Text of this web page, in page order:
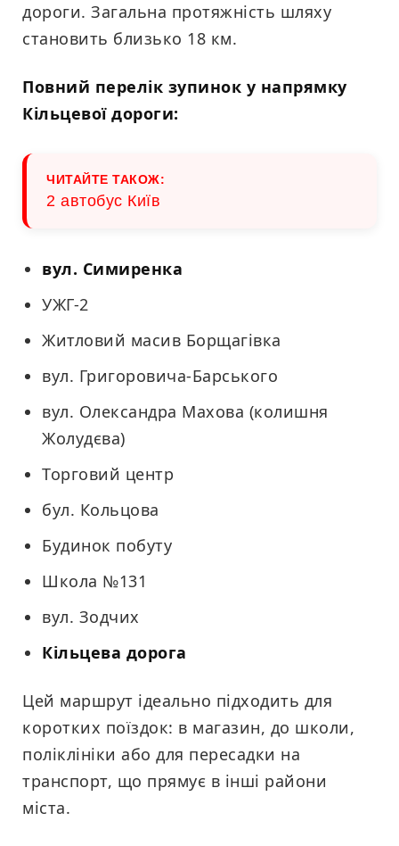
дороги. Загальна протяжність шляху
становить близько 18 км.
Повний перелік зупинок у напрямку
Кільцевої дороги:
ЧИТАЙТЕ ТАКОЖ:
2 автобус Київ
вул. Симиренка
УЖГ-2
Житловий масив Борщагівка
вул. Григоровича-Барського
вул. Олександра Махова (колишня
Жолудєва)
Торговий центр
бул. Кольцова
Будинок побуту
Школа №131
вул. Зодчих
Кільцева дорога
Цей маршрут ідеально підходить для
коротких поїздок: в магазин, до школи,
поліклініки або для пересадки на
транспорт, що прямує в інші райони
міста.